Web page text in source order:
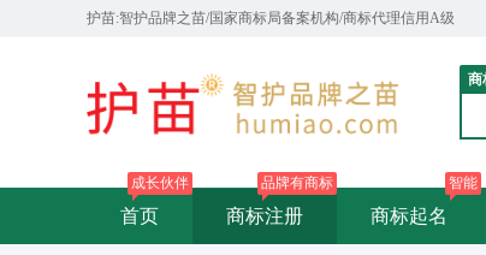
护苗:智护品牌之苗/国家商标局备案机构/商标代理信用A级
商
首页
成长伙伴
商标注册
品牌有商标
商标起名
智能